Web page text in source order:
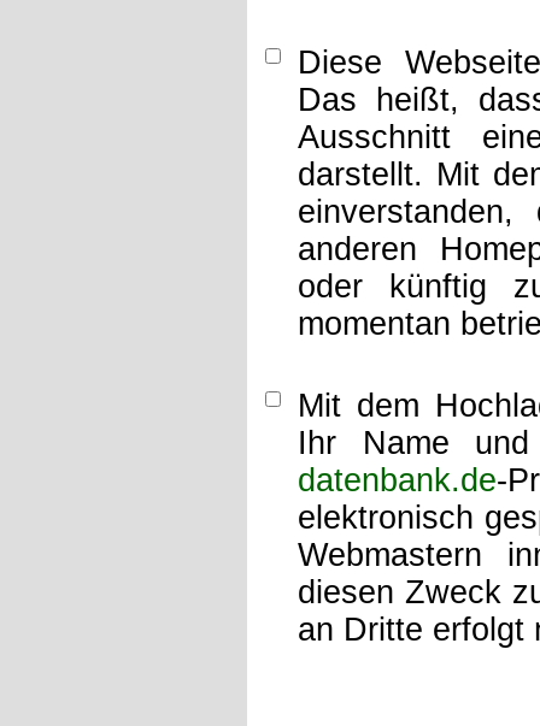
Diese
Das heißt,
Ausschnitt
darstellt. Mit
anderen
oder künftig
momentan
Mit dem
Ihr Name
datenbank.de-
elektronisch
Webmastern
diesen Zweck
an Dritte erfolgt